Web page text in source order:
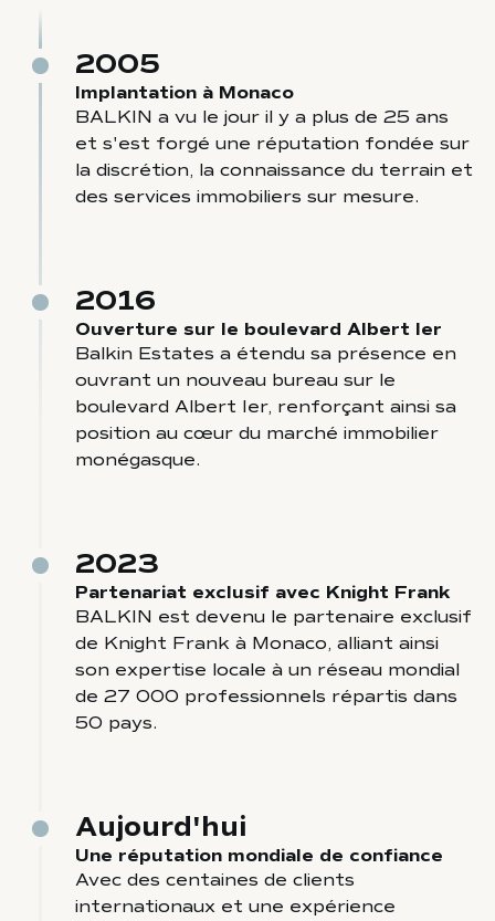
2005
Implantation à Monaco
BALKIN a vu le jour il y a plus de 25 ans
et s'est forgé une réputation fondée sur
la discrétion, la connaissance du terrain et
des services immobiliers sur mesure.
2016
Ouverture sur le boulevard Albert Ier
Balkin Estates a étendu sa présence en
ouvrant un nouveau bureau sur le
boulevard Albert Ier, renforçant ainsi sa
position au cœur du marché immobilier
monégasque.
2023
Partenariat exclusif avec Knight Frank
BALKIN est devenu le partenaire exclusif
de Knight Frank à Monaco, alliant ainsi
son expertise locale à un réseau mondial
de 27 000 professionnels répartis dans
50 pays.
Aujourd'hui
Une réputation mondiale de confiance
Avec des centaines de clients
internationaux et une expérience